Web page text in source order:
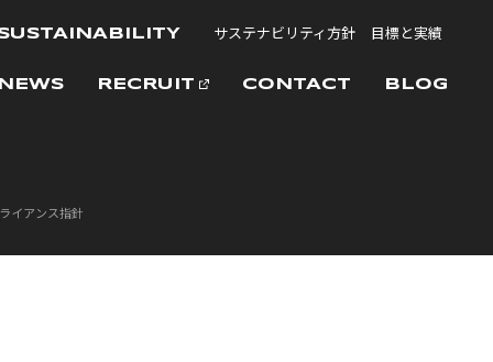
サステナビリティ方針 目標と実績
RECRUIT CONTACT BLOG
イアンス指針